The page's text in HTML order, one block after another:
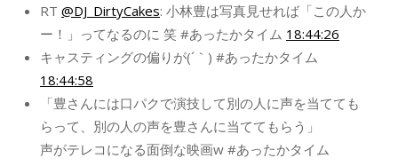
RT @DJ_DirtyCakes: 小林豊は写真見せれば「この人か
ー！」ってなるのに 笑 #あったかタイム 18:44:26
キャスティングの偏りが(´｀) #あったかタイム
18:44:58
「豊さんには口パクで演技して別の人に声を当てても
らって、別の人の声を豊さんに当ててもらう」
声がテレコになる面倒な映画w #あったかタイム